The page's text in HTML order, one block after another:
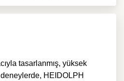
tasarlanmış, yüksek
HEIDOLPH